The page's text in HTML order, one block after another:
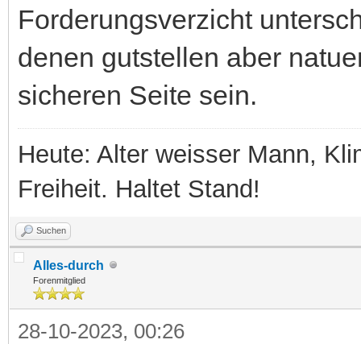
Forderungsverzicht
denen gutstellen aber
sicheren Seite sein.
Heute: Alter weisser Mann,
Freiheit. Haltet Stand!
Suchen
Alles-durch
Forenmitglied
28-10-2023, 00:26